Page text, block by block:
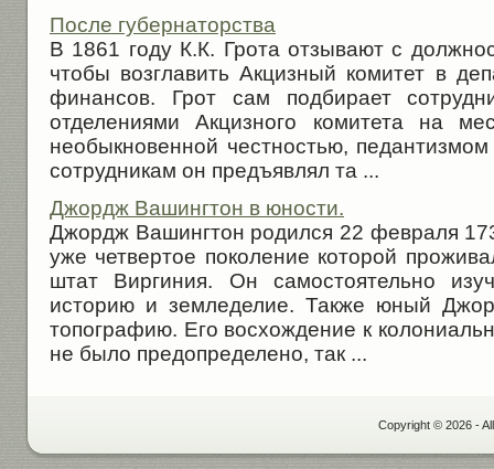
После губернаторства
В 1861 году К.К. Грота отзывают с
чтобы возглавить Акцизный комитет в
финансов. Грот сам подбирает
отделениями Акцизного комитета на
необыкновенной честностью,
сотрудникам он предъявлял та ...
Джордж Вашингтон в юности.
Джордж Вашингтон родился 22 февраля
уже четвертое поколение которой
штат Виргиния. Он самостоятельно
историю и земледелие. Также юный
топографию. Его восхождение к
не было предопределено, так ...
Copyright © 2026 -